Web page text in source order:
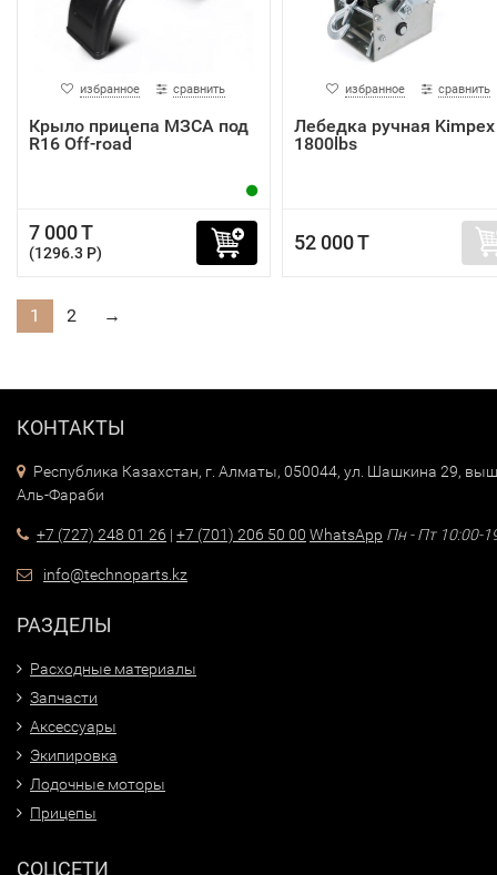
избранное сравнить
Крыло прицепа МЗСА под
R16 Off-road
7 000 T
(1296.3 P)
избранное сравнить
Лебедка ручная Kimpex
1800lbs
52 000 T
1 2 →
КОНТАКТЫ
Республика Казахстан, г. Алматы, 050044, ул. Шашкина 29,
Аль-Фараби
+7 (727) 248 01 26 | +7 (701) 206 50 00 WhatsApp Пн - Пт 10:00-
info@technoparts.kz
РАЗДЕЛЫ
Расходные материалы
Запчасти
Аксессуары
Экипировка
Лодочные моторы
Прицепы
СОЦСЕТИ